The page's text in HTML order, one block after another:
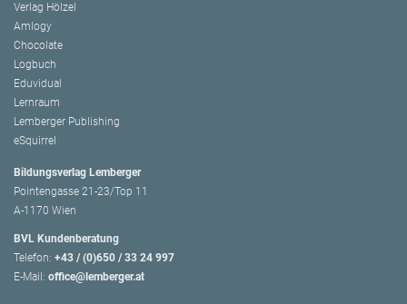
Verlag Hölzel
Amlogy
Chocolate
Logbuch
Eduvidual
Lernraum
Lemberger Publishing
eSquirrel
Bildungsverlag Lemberger
Pointengasse 21-23/Top 11
A-1170 Wien
BVL Kundenberatung
Telefon: +43 / (0)650 / 33 24 997
E-Mail: office@lemberger.at